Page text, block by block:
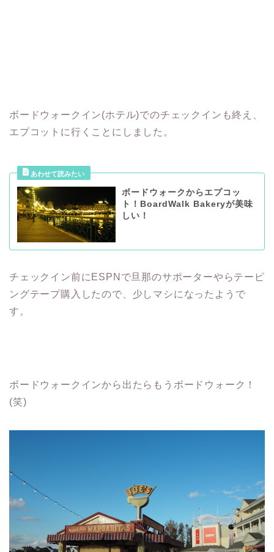
ボードウォークイン(ホテル)でのチェックインも終え、
エプコットに行くことにしました。
ボードウォークからエプコッ
ト！BoardWalk Bakeryが美味
しい！
チェックイン前にESPNで旦那のサポーターやらテーピ
ングテープ購入したので、少しマシになったようで
す。
ボードウォークインから出たらもうボードウォーク！
(笑)